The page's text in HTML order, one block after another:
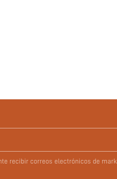
recibir correos electrónicos de